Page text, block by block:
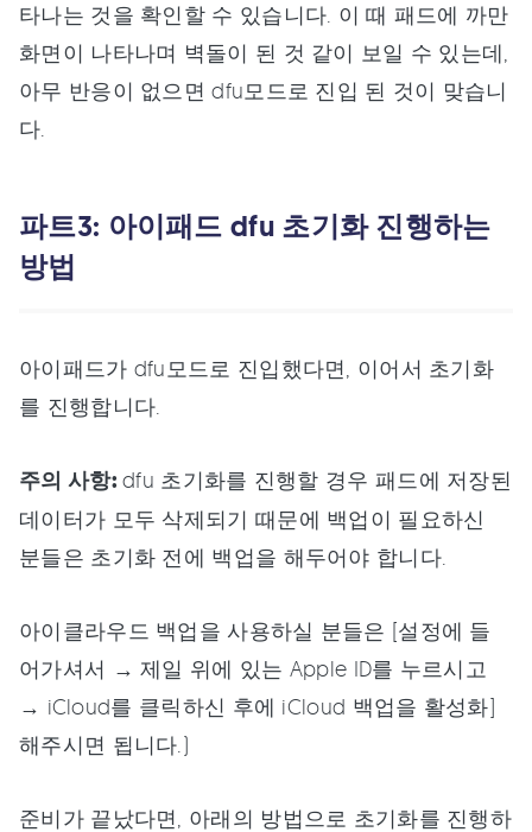
타나는 것을 확인할 수 있습니다. 이 때 패드에 까만
화면이 나타나며 벽돌이 된 것 같이 보일 수 있는데,
아무 반응이 없으면 dfu모드로 진입 된 것이 맞습니
다.
파트3: 아이패드 dfu 초기화 진행하는
방법
아이패드가 dfu모드로 진입했다면, 이어서 초기화
를 진행합니다.
주의 사항:dfu 초기화를 진행할 경우 패드에 저장된
데이터가 모두 삭제되기 때문에 백업이 필요하신
분들은 초기화 전에 백업을 해두어야 합니다.
아이클라우드 백업을 사용하실 분들은 [설정에 들
어가셔서 → 제일 위에 있는 Apple ID를 누르시고
→ iCloud를 클릭하신 후에 iCloud 백업을 활성화]
해주시면 됩니다.)
준비가 끝났다면, 아래의 방법으로 초기화를 진행하